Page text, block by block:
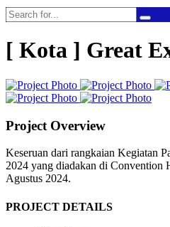
[ Kota ] Great
Project Overview
Keseruan dari rangkaian Kegiatan
2024 yang diadakan di Convention
Agustus 2024.
PROJECT DETAILS